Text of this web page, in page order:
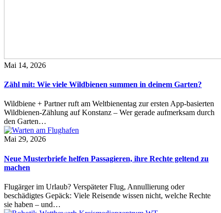
Mai 14, 2026
Zähl mit: Wie viele Wildbienen summen in deinem Garten?
Wildbiene + Partner ruft am Weltbienentag zur ersten App-basierten
Wildbienen-Zählung auf Konstanz – Wer gerade aufmerksam durch
den Garten…
Mai 29, 2026
Neue Musterbriefe helfen Passagieren, ihre Rechte geltend zu
machen
Flugärger im Urlaub? Verspäteter Flug, Annullierung oder
beschädigtes Gepäck: Viele Reisende wissen nicht, welche Rechte
sie haben – und…